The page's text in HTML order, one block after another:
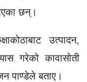
छन्।
उत्पादन,
गरेको कावासोती
पाण्डेले बताए।